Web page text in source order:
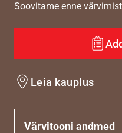
Soovitame enne
Leia kauplus
Värvitooni andmed